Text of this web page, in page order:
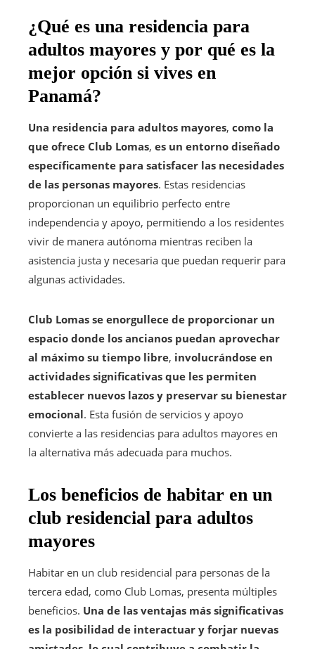
¿Qué es una residencia para
adultos mayores y por qué es la
mejor opción si vives en
Panamá?
Una residencia para adultos mayores, como la
que ofrece Club Lomas, es un entorno diseñado
específicamente para satisfacer las necesidades
de las personas mayores. Estas residencias
proporcionan un equilibrio perfecto entre
independencia y apoyo, permitiendo a los residentes
vivir de manera autónoma mientras reciben la
asistencia justa y necesaria que puedan requerir para
algunas actividades.
Club Lomas se enorgullece de proporcionar un
espacio donde los ancianos puedan aprovechar
al máximo su tiempo libre, involucrándose en
actividades significativas que les permiten
establecer nuevos lazos y preservar su bienestar
emocional. Esta fusión de servicios y apoyo
convierte a las residencias para adultos mayores en
la alternativa más adecuada para muchos.
Los beneficios de habitar en un
club residencial para adultos
mayores
Habitar en un club residencial para personas de la
tercera edad, como Club Lomas, presenta múltiples
beneficios. Una de las ventajas más significativas
es la posibilidad de interactuar y forjar nuevas